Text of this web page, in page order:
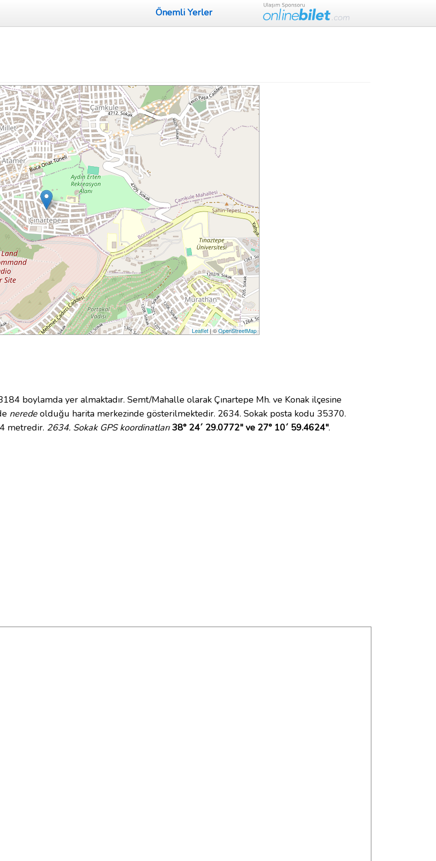
Önemli Yerler
Leaflet | ©OpenStreetMap
boylamda yer almaktadır. Semt/Mahalle olarak Çınartepe Mh. ve Konak ilçesine
neredeolduğu harita merkezinde gösterilmektedir. 2634. Sokak posta kodu 35370.
metredir. 2634. Sokak GPS koordinatları 38° 24´ 29.0772" ve 27° 10´ 59.4624".